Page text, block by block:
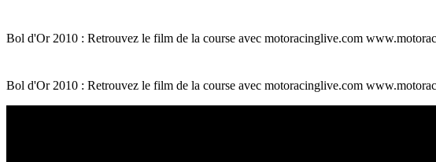
Bol d'Or 2010 : Retrouvez le film de la course avec motoracinglive.com
Bol d'Or 2010 : Retrouvez le film de la course avec motoracinglive.com